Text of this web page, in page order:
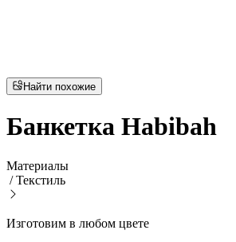
Найти похожие
Банкетка Habibah
Материалы
/Текстиль
Изготовим в любом цвете